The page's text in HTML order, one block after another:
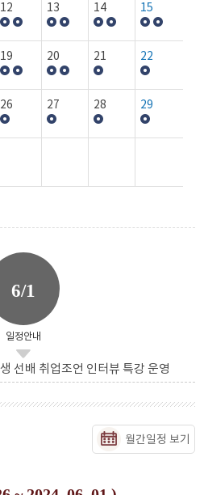
12 13 14 15
19 20 21 22
26 27 28 29
6/1
일정안내
선배 취업조언 인터뷰 특강 운영
월간일정 보기